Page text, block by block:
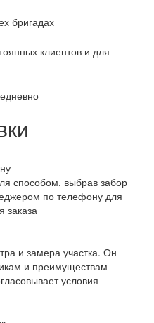
бригадах
клиентов и для
способом, выбрав забор
по телефону для
заказа
и замера участка. Он
и преимуществам
условия